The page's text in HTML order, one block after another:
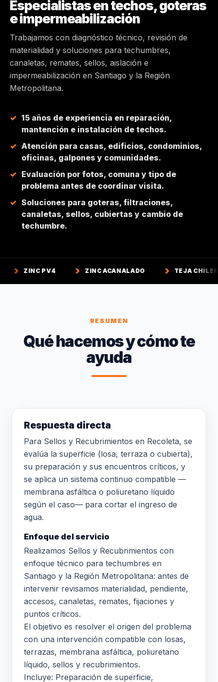
MAIPÚ
PEÑALOLÉN
HUECHURABA
COLINA
CHICUREO
Especialistas en techos, goteras
e impermeabilización
Trabajamos con diagnóstico técnico, revisión de
materialidad y soluciones para techumbres,
canaletas, remates, sellos, aislación e
impermeabilización en Santiago y la Región
Metropolitana.
15 años de experiencia en reparación,
mantención e instalación de techos.
Atención para casas, edificios, condominios,
oficinas, galpones y comunidades.
Evaluación por fotos, comuna y tipo de
problema antes de coordinar visita.
Soluciones para goteras, filtraciones,
canaletas, sellos, cubiertas y cambio de
techumbre.
PV4 ZINC ACANALADO TEJA CHILENA
RESUMEN
Qué hacemos y cómo te
ayuda
Respuesta directa
Para Sellos y Recubrimientos en Recoleta, se
evalúa la superficie (losa, terraza o cubierta),
su preparación y sus encuentros críticos, y
se aplica un sistema continuo compatible —
membrana asfáltica o poliuretano líquido
según el caso— para cortar el ingreso de
agua.
Enfoque del servicio
Realizamos Sellos y Recubrimientos con
enfoque técnico para techumbres en
Santiago y la Región Metropolitana: antes de
intervenir revisamos materialidad, pendiente,
accesos, canaletas, remates, fijaciones y
puntos críticos.
El objetivo es resolver el origen del problema
con una intervención compatible con losas,
terrazas, membrana asfáltica, poliuretano
líquido, sellos y recubrimientos.
Incluye: Preparación de superficie,